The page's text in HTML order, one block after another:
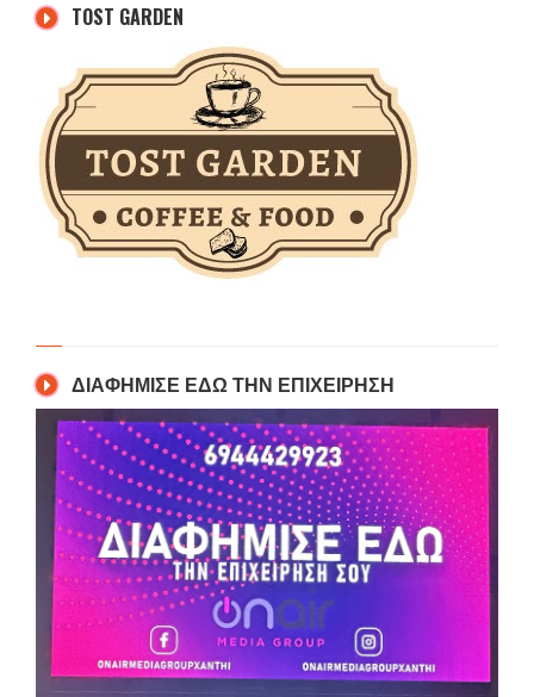
TOST GARDEN
ΔΙΑΦΗΜΙΣΕ ΕΔΩ ΤΗΝ ΕΠΙΧΕΙΡΗΣΗ